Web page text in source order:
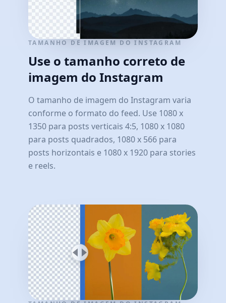
TAMANHO DE IMAGEM DO INSTAGRAM
Use o tamanho correto de
imagem do Instagram
O tamanho de imagem do Instagram varia
conforme o formato do feed. Use 1080 x
1350 para posts verticais 4:5, 1080 x 1080
para posts quadrados, 1080 x 566 para
posts horizontais e 1080 x 1920 para stories
e reels.